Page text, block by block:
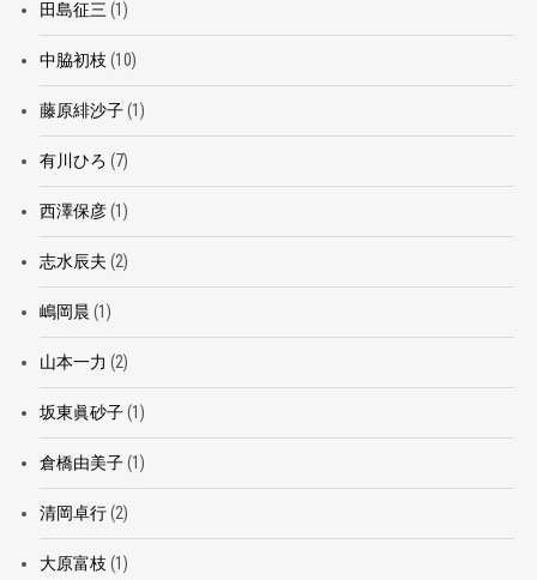
田島征三 (1)
中脇初枝 (10)
藤原緋沙子(1)
有川ひろ (7)
西澤保彦(1)
志水辰夫 (2)
嶋岡晨 (1)
山本一力 (2)
坂東眞砂子(1)
倉橋由美子(1)
清岡卓行(2)
大原富枝 (1)